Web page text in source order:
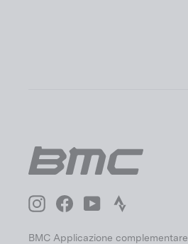
InstagramFacebookYouTube
BMC Applicazione complementare